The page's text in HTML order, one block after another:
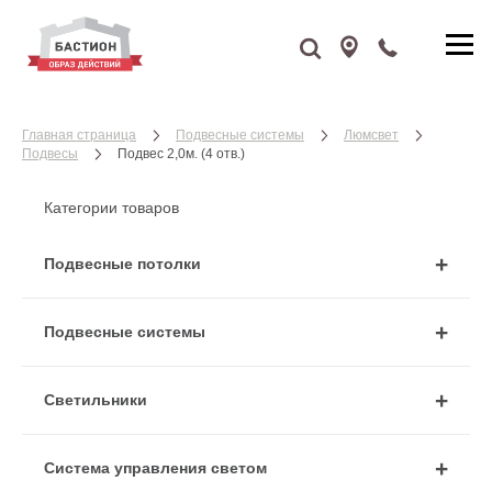
Главная страница Подвесные системы
Люмсвет
Подвесы
Подвес 2,0м. (4 отв.)
Категории товаров
Подвесные потолки
Подвесные системы
Cветильники
Система управления светом